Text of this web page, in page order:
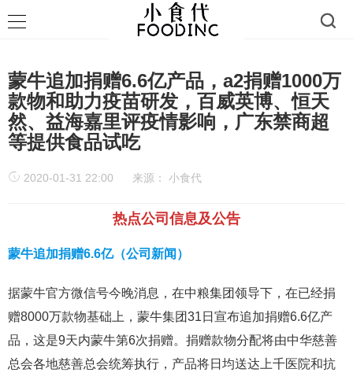
蒙牛追加捐赠6.6亿产品，a2捐赠1000万
款物和助力疫苗研发，百威英博、恒天
然、益海嘉里评疫情影响，广东禁商超
等提供食品试吃
2020-01-31 22:00 来源： 小食代
热点公司信息及公告
蒙牛追加捐赠6.6亿（公司新闻）
据蒙牛官方微信号今晚消息，在中粮集团领导下，在已经捐
赠8000万款物基础上，蒙牛集团31日宣布追加捐赠6.6亿产
品，这是9天内蒙牛第6次捐赠。捐赠款物分配将由中华慈善
总会各地慈善总会统筹执行，产品将日均送达上千医院和抗